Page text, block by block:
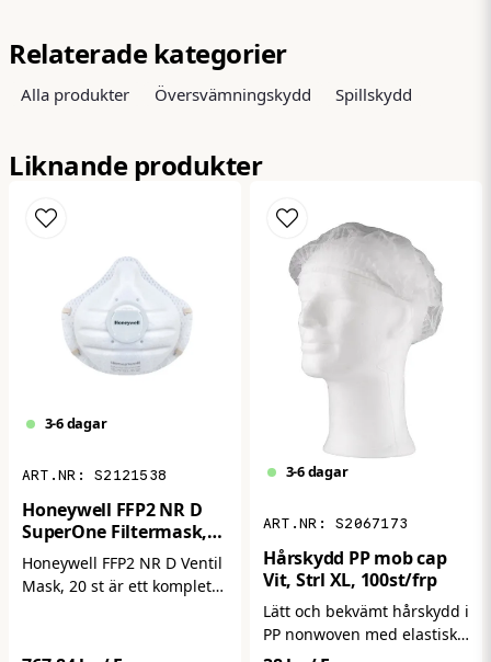
email
Mejladress
Ja, ni får publicera min fråga
Skicka fråga
Relaterade kategorier
Alla produkter Översvämningskydd Spillskydd
Liknande produkter
3-6 dagar
S2121538
Honeywell FFP2 NR D
SuperOne Filtermask,
20st/frp
Honeywell FFP2 NR D Ventil
Mask, 20 st är ett komplett
FFP2‑klass som skyddar mot
3-6 dagar
S2067173
Hårskydd PP mob cap
Vit, Strl XL, 100st/frp
Lätt och bekvämt hårskydd i
PP nonwoven med elastisk
passform. Säkerställer god